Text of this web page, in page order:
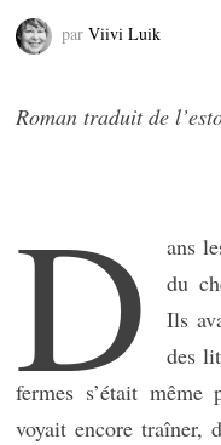
parViivi Luik
Roman traduit de
D
ans
du
Ils
des
fermes s’était
voyait encore traîner,